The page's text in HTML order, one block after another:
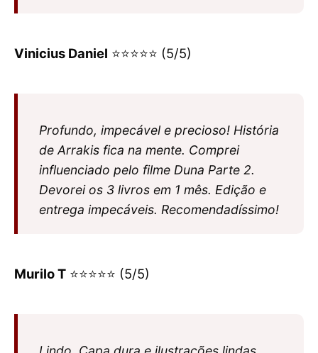
Vinicius Daniel ⭐⭐⭐⭐⭐ (5/5)
Profundo, impecável e precioso! História
de Arrakis fica na mente. Comprei
influenciado pelo filme Duna Parte 2.
Devorei os 3 livros em 1 mês. Edição e
entrega impecáveis. Recomendadíssimo!
Murilo T ⭐⭐⭐⭐⭐ (5/5)